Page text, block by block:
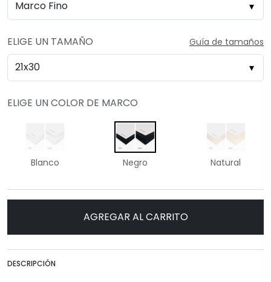
ELIGE UN TAMAÑO Guía de tamaños
ELIGE UN COLOR DE MARCO
Blanco Negro Natural
AGREGAR AL CARRITO
DESCRIPCIÓN